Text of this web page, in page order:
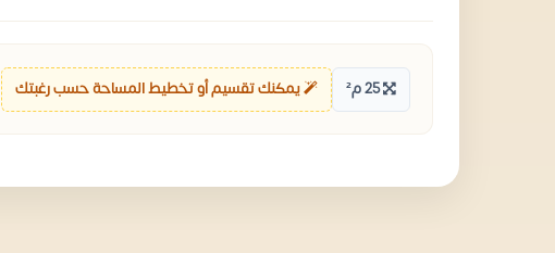
25 م² يمكنك تقسيم أو تخطيط المساحة حسب رغبتك